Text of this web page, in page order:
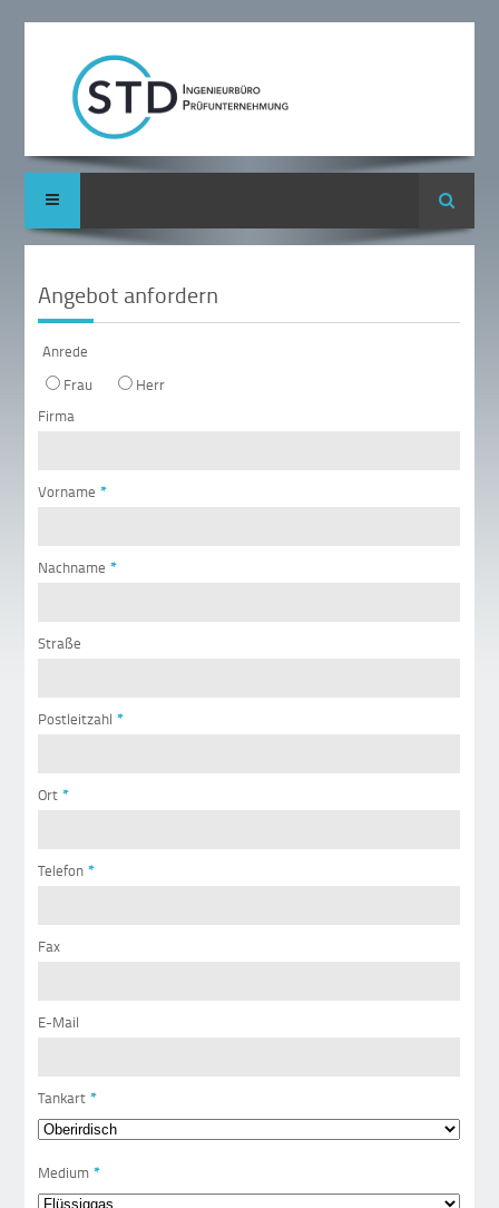
Suche
Angebot anfordern
Anrede
Frau
Herr
Firma
Vorname *
Nachname *
Straße
Postleitzahl *
Ort *
Telefon *
Fax
E-Mail
Tankart *
Medium *